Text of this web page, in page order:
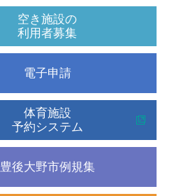
空き施設の
利用者募集
電子申請
体育施設
予約システム
豊後大野市例規集